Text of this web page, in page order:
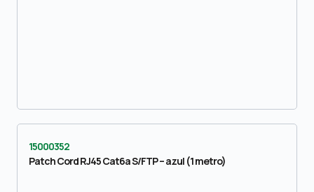
15000352
Patch Cord RJ45 Cat6a S/FTP – azul (1 metro)